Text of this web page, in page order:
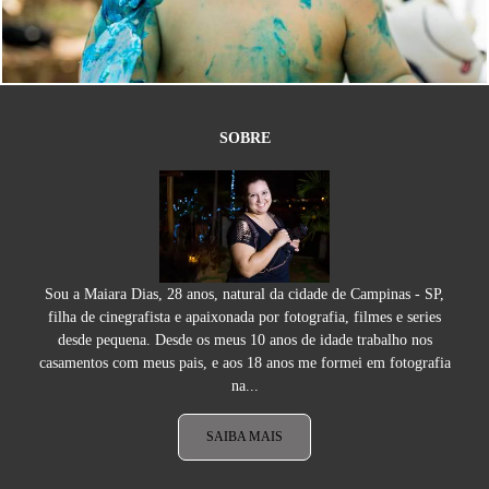
5234 21
SOBRE
Sou a Maiara Dias, 28 anos, natural da cidade de Campinas - SP,
filha de cinegrafista e apaixonada por fotografia, filmes e series
desde pequena. Desde os meus 10 anos de idade trabalho nos
casamentos com meus pais, e aos 18 anos me formei em fotografia
na...
SAIBA MAIS